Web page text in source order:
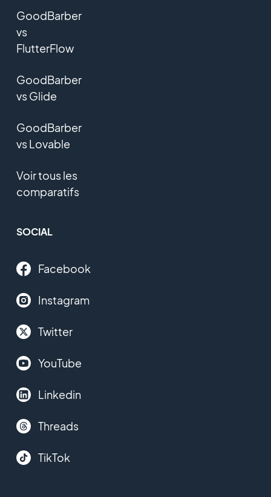
GoodBarber
vs
FlutterFlow
GoodBarber
vs Glide
GoodBarber
vs Lovable
Voir tous les
comparatifs
SOCIAL
Facebook
Instagram
Twitter
YouTube
Linkedin
Threads
TikTok